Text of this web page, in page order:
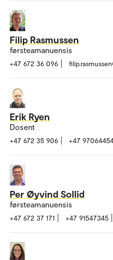
Filip Rasmussen
førsteamanuensis
+47 672 36 096
Erik Ryen
Dosent
+47 672 35 906 +47
Per Øyvind Sollid
førsteamanuensis
+47 672 37 171 +47 91547345